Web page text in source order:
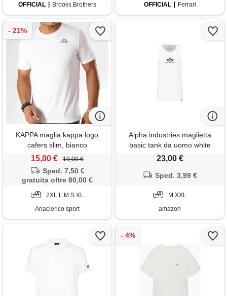
OFFICIAL
Brooks Brothers
OFFICIAL
Ferrari
KAPPA maglia kappa logo
cafers slim, bianco
15,00 € 19,00 €
Sped. 7,50 €
gratuita oltre 80,00 €
2XL L M S XL
Anaclerico sport
Alpha industries maglietta
basic tank da uomo white
23,00 €
Sped. 3,99 €
M XXL
amazon